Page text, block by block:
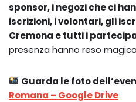
sponsor, i negozi che ci
iscrizioni, i volontari, gli
Cremona e tutti i
presenza hanno reso
Guarda le foto
Romana – Google Drive